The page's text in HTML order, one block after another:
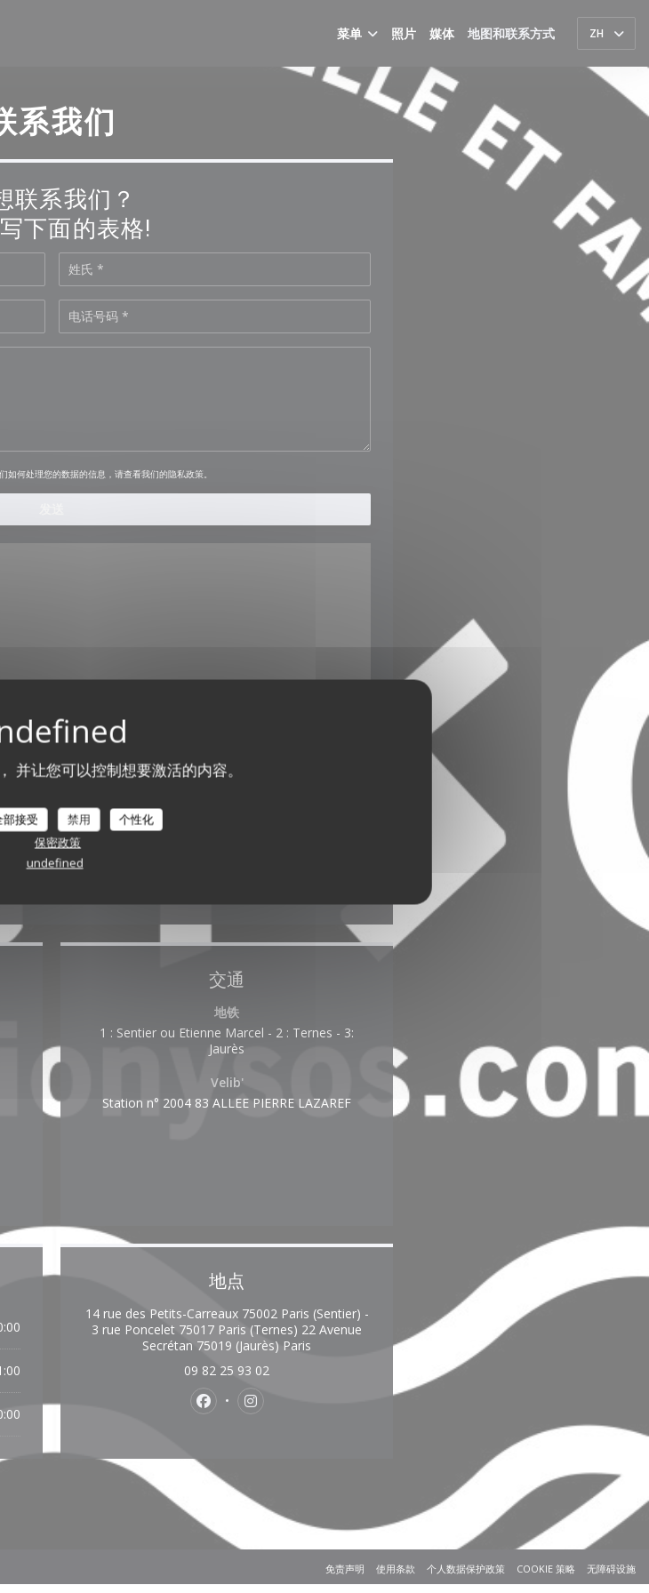
并让您可以控制想要激活的内容。
接受 禁用
个性化
保密政策
undefined
菜单 照片 媒体 地图和联系方式 ZH
系我们
联系我们？
下面的表格!
如何处理您的数据的信息，请查看我们的隐私政策。
Map 已禁用。
交通
地铁
1 : Sentier ou Etienne Marcel - 2 : Ternes - 3:
Jaurès
Velib'
Station n° 2004 83 ALLEE PIERRE LAZAREF
地点
14 rue des Petits-Carreaux 75002 Paris (Sentier) -
3 rue Poncelet 75017 Paris (Ternes) 22 Avenue
Secrétan 75019 (Jaurès) Paris ((在新窗口中打开))
09 82 25 93 02
Facebook ((在新窗口中打开))
Instagram ((在新窗口中打开))
免责声明 ((在新窗口中打开))
使用条款 ((在新窗口中打开))
个人数据保护政策((在新窗口中打开))
COOKIE 策略((在新窗口中打
无障碍设施((